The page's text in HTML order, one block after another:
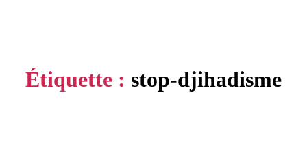
Étiquette : stop-djihadisme